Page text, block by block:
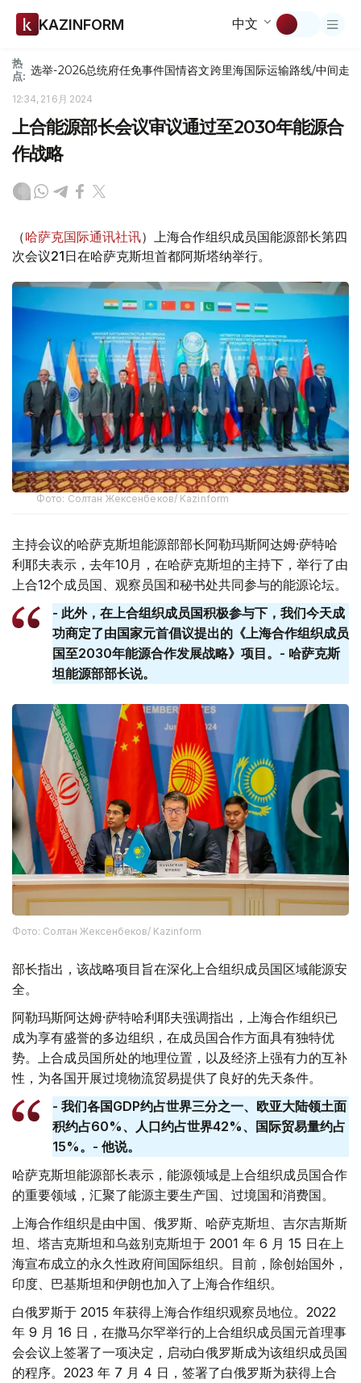
KAZINFORM 中文
热
点: 选举-2026总统府任免事件国情咨文跨里海国际运输路线/中间走廊
12:34, 21 6月 2024
上合能源部长会议审议通过至2030年能源合
作战略
（哈萨克国际通讯社讯）上海合作组织成员国能源部长第四
次会议21日在哈萨克斯坦首都阿斯塔纳举行。
Фото: Солтан Жексенбеков/ Kazinform
主持会议的哈萨克斯坦能源部部长阿勒玛斯阿达姆·萨特哈
利耶夫表示，去年10月，在哈萨克斯坦的主持下，举行了由
上合12个成员国、观察员国和秘书处共同参与的能源论坛。
- 此外，在上合组织成员国积极参与下，我们今天成
功商定了由国家元首倡议提出的《上海合作组织成员
国至2030年能源合作发展战略》项目。- 哈萨克斯
坦能源部部长说。
Фото: Солтан Жексенбеков/ Kazinform
部长指出，该战略项目旨在深化上合组织成员国区域能源安
全。
阿勒玛斯阿达姆·萨特哈利耶夫强调指出，上海合作组织已
成为享有盛誉的多边组织，在成员国合作方面具有独特优
势。上合成员国所处的地理位置，以及经济上强有力的互补
性，为各国开展过境物流贸易提供了良好的先天条件。
- 我们各国GDP约占世界三分之一、欧亚大陆领土面
积约占60%、人口约占世界42%、国际贸易量约占
15%。- 他说。
哈萨克斯坦能源部长表示，能源领域是上合组织成员国合作
的重要领域，汇聚了能源主要生产国、过境国和消费国。
上海合作组织是由中国、俄罗斯、哈萨克斯坦、吉尔吉斯斯
坦、塔吉克斯坦和乌兹别克斯坦于 2001 年 6 月 15 日在上
海宣布成立的永久性政府间国际组织。目前，除创始国外，
印度、巴基斯坦和伊朗也加入了上海合作组织。
白俄罗斯于 2015 年获得上海合作组织观察员地位。2022
年 9 月 16 日，在撒马尔罕举行的上合组织成员国元首理事
会会议上签署了一项决定，启动白俄罗斯成为该组织成员国
的程序。2023 年 7 月 4 日，签署了白俄罗斯为获得上合